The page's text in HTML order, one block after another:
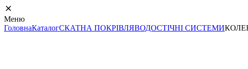
Меню
ГоловнаКаталогСКАТНА ПОКРІВЛЯВОДОСТІЧНІ СИСТЕМИ